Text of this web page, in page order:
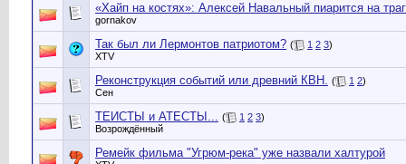
«Хайп на костях»: Алексей Навальный пиарится на
gornakov
Так был ли Лермонтов патриотом? ( 1 2 3)
XTV
Реконструкция событий или древний КВН. ( 1 2)
Сен
ТЕИСТЫ и АТЕСТЫ... ( 1 2 3)
Возрождённый
Ремейк фильма "Угрюм-река" уже назвали халтурой